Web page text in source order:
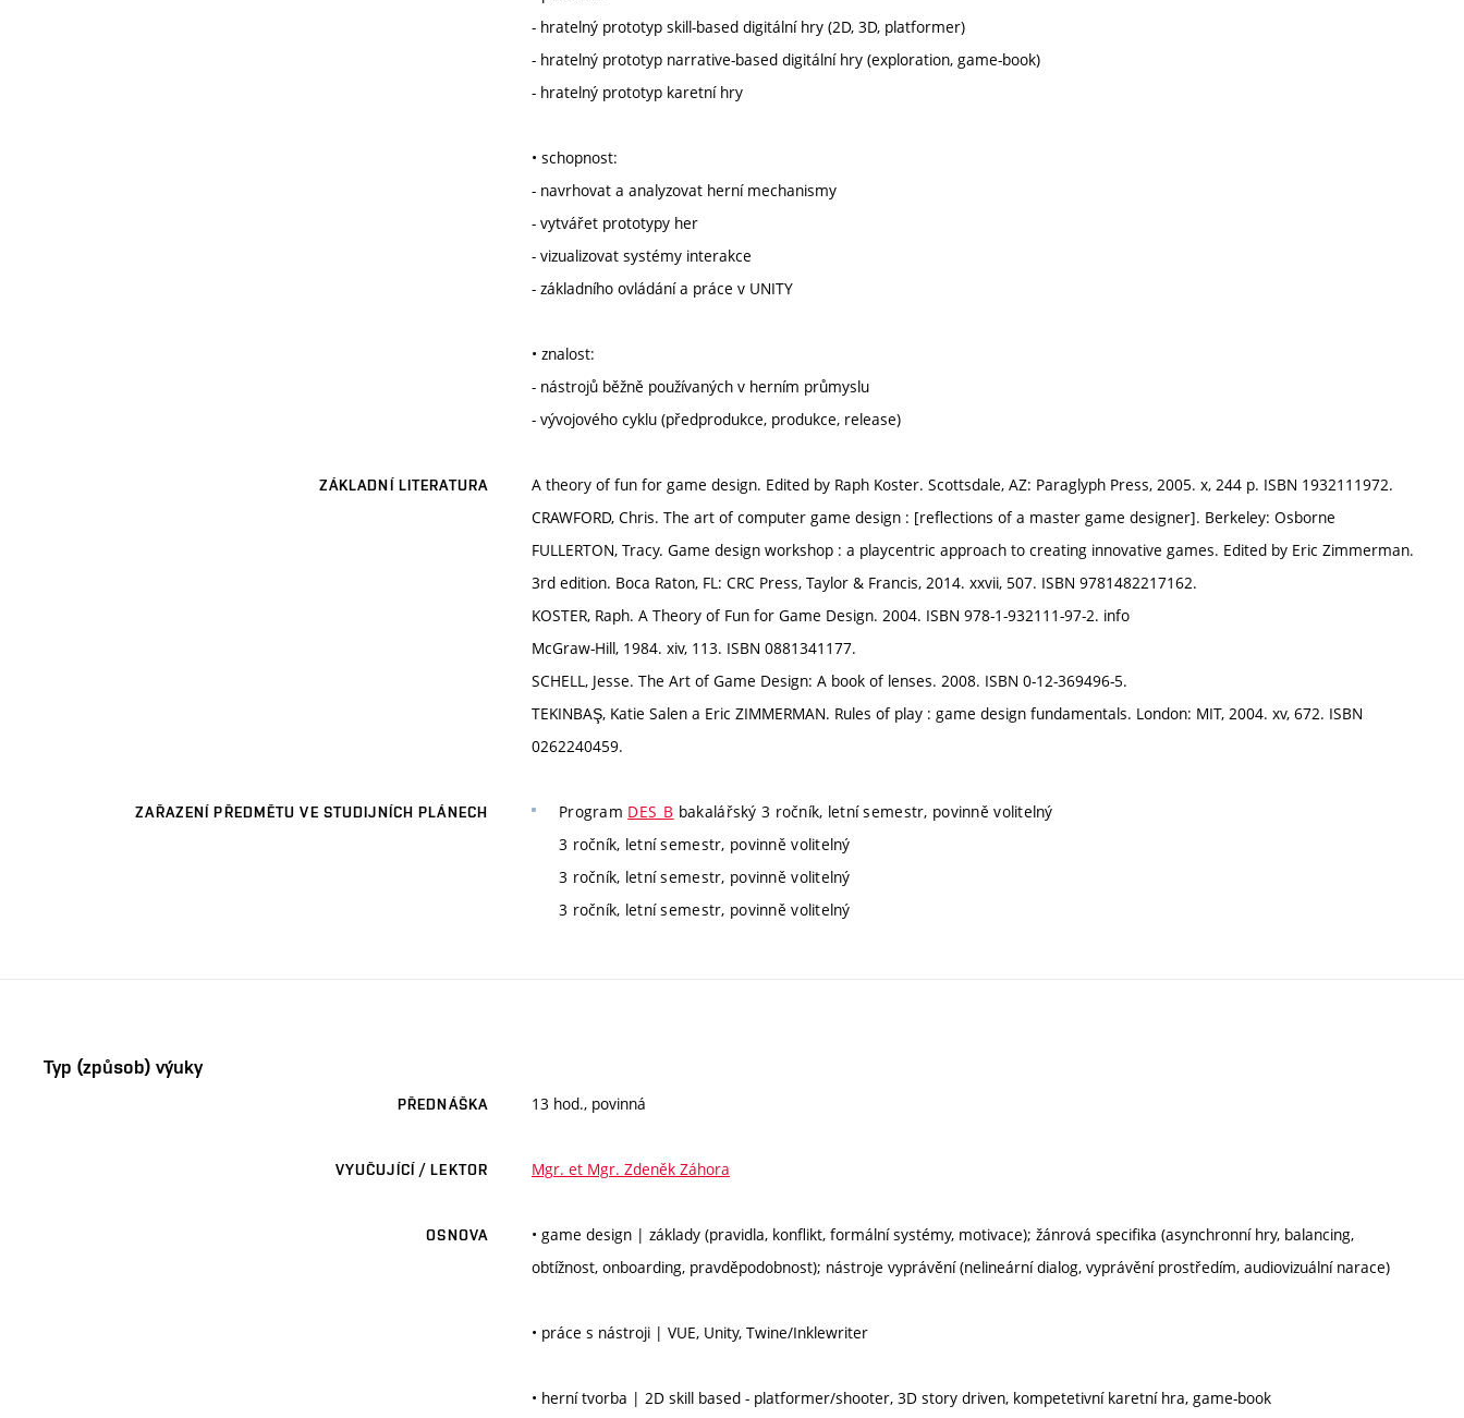
- hratelný prototyp skill-based digitální hry (2D, 3D, platformer)
- hratelný prototyp narrative-based digitální hry (exploration, game-book)
- hratelný prototyp karetní hry
• schopnost:
- navrhovat a analyzovat herní mechanismy
- vytvářet prototypy her
- vizualizovat systémy interakce
- základního ovládání a práce v UNITY
• znalost:
- nástrojů běžně používaných v herním průmyslu
- vývojového cyklu (předprodukce, produkce, release)
ZÁKLADNÍ LITERATURA
A theory of fun for game design. Edited by Raph Koster. Scottsdale, AZ: Paraglyph Press, 2005. x, 244 p. ISBN 1932111972.
CRAWFORD, Chris. The art of computer game design : [reflections of a master game designer]. Berkeley: Osborne
FULLERTON, Tracy. Game design workshop : a playcentric approach to creating innovative games. Edited by Eric Zimmerman.
3rd edition. Boca Raton, FL: CRC Press, Taylor & Francis, 2014. xxvii, 507. ISBN 9781482217162.
KOSTER, Raph. A Theory of Fun for Game Design. 2004. ISBN 978-1-932111-97-2. info
McGraw-Hill, 1984. xiv, 113. ISBN 0881341177.
SCHELL, Jesse. The Art of Game Design: A book of lenses. 2008. ISBN 0-12-369496-5.
TEKINBAŞ, Katie Salen a Eric ZIMMERMAN. Rules of play : game design fundamentals. London: MIT, 2004. xv, 672. ISBN
0262240459.
ZAŘAZENÍ PŘEDMĚTU VE STUDIJNÍCH PLÁNECH Program DES_B bakalářský 3 ročník, letní semestr, povinně volitelný
3 ročník, letní semestr, povinně volitelný
3 ročník, letní semestr, povinně volitelný
3 ročník, letní semestr, povinně volitelný
Typ (způsob) výuky
PŘEDNÁŠKA 13 hod., povinná
VYUČUJÍCÍ / LEKTOR Mgr. et Mgr. Zdeněk Záhora
OSNOVA
• game design | základy (pravidla, konflikt, formální systémy, motivace); žánrová specifika (asynchronní hry, balancing,
obtížnost, onboarding, pravděpodobnost); nástroje vyprávění (nelineární dialog, vyprávění prostředím, audiovizuální narace)
• práce s nástroji | VUE, Unity, Twine/Inklewriter
• herní tvorba | 2D skill based - platformer/shooter, 3D story driven, kompetetivní karetní hra, game-book